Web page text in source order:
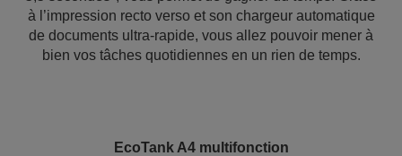
à l’impression recto verso et son chargeur automatique
de documents ultra-rapide, vous allez pouvoir mener à
bien vos tâches quotidiennes en un rien de temps.
EcoTank A4 multifonction